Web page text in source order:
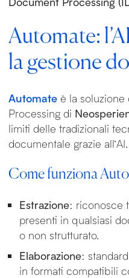
Automate:
la gestione
Automateè la soluzione
Processing di
limiti delle tradizionali
documentale grazie all’AI.
Come funziona
Estrazione: riconosce
presenti in qualsiasi
o non strutturato.
Elaborazione:
in formati compatibili